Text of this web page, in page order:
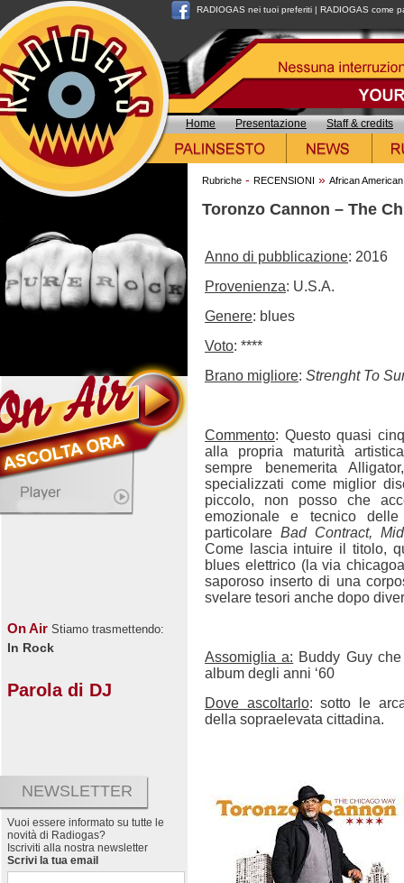
RADIOGAS nei tuoi preferiti | RADIOGAS come
Home Presentazione Staff & credits
On Air Stiamo trasmettendo:
In Rock
Parola di DJ
NEWSLETTER
Vuoi essere informato su tutte le
novità di Radiogas?
Iscriviti alla nostra newsletter
Scrivi la tua email
Rubriche - RECENSIONI » African
Toronzo Cannon – The
Anno di pubblicazione: 2016
Provenienza: U.S.A.
Genere: blues
Voto: ****
Brano migliore: Strenght To
Commento: Questo quasi
alla propria maturità
sempre benemerita
specializzati come miglior
piccolo, non posso che
emozionale e tecnico
particolare Bad Contract,
Come lascia intuire il titolo,
blues elettrico (la via
saporoso inserto di una
svelare tesori anche dopo
Assomiglia a: Buddy Guy
album degli anni ‘60
Dove ascoltarlo: sotto le
della sopraelevata cittadina.